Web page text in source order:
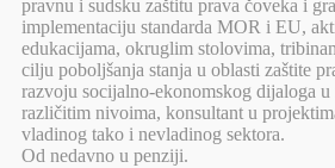
pravnu i sudsku zaštitu prava čoveka i
implementaciju standarda MOR i EU,
edukacijama, okruglim stolovima,
cilju poboljšanja stanja u oblasti zaštite
razvoju socijalno-ekonomskog dijaloga
različitim nivoima, konsultant u
vladinog tako i nevladinog sektora.
Od nedavno u penziji.